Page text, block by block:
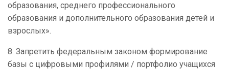
образования, среднего профессионального
образования и дополнительного образования детей и
взрослых».
8. Запретить федеральным законом формирование
базы с цифровыми профилями / портфолио учащихся